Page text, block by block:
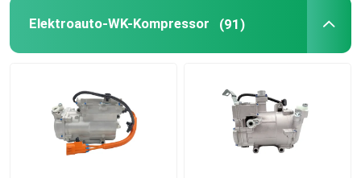
Elektroauto-WK-Kompressor
Kompressor für Lkw-Klimaanlagen
Elektroauto-WK-Kompressor (91)